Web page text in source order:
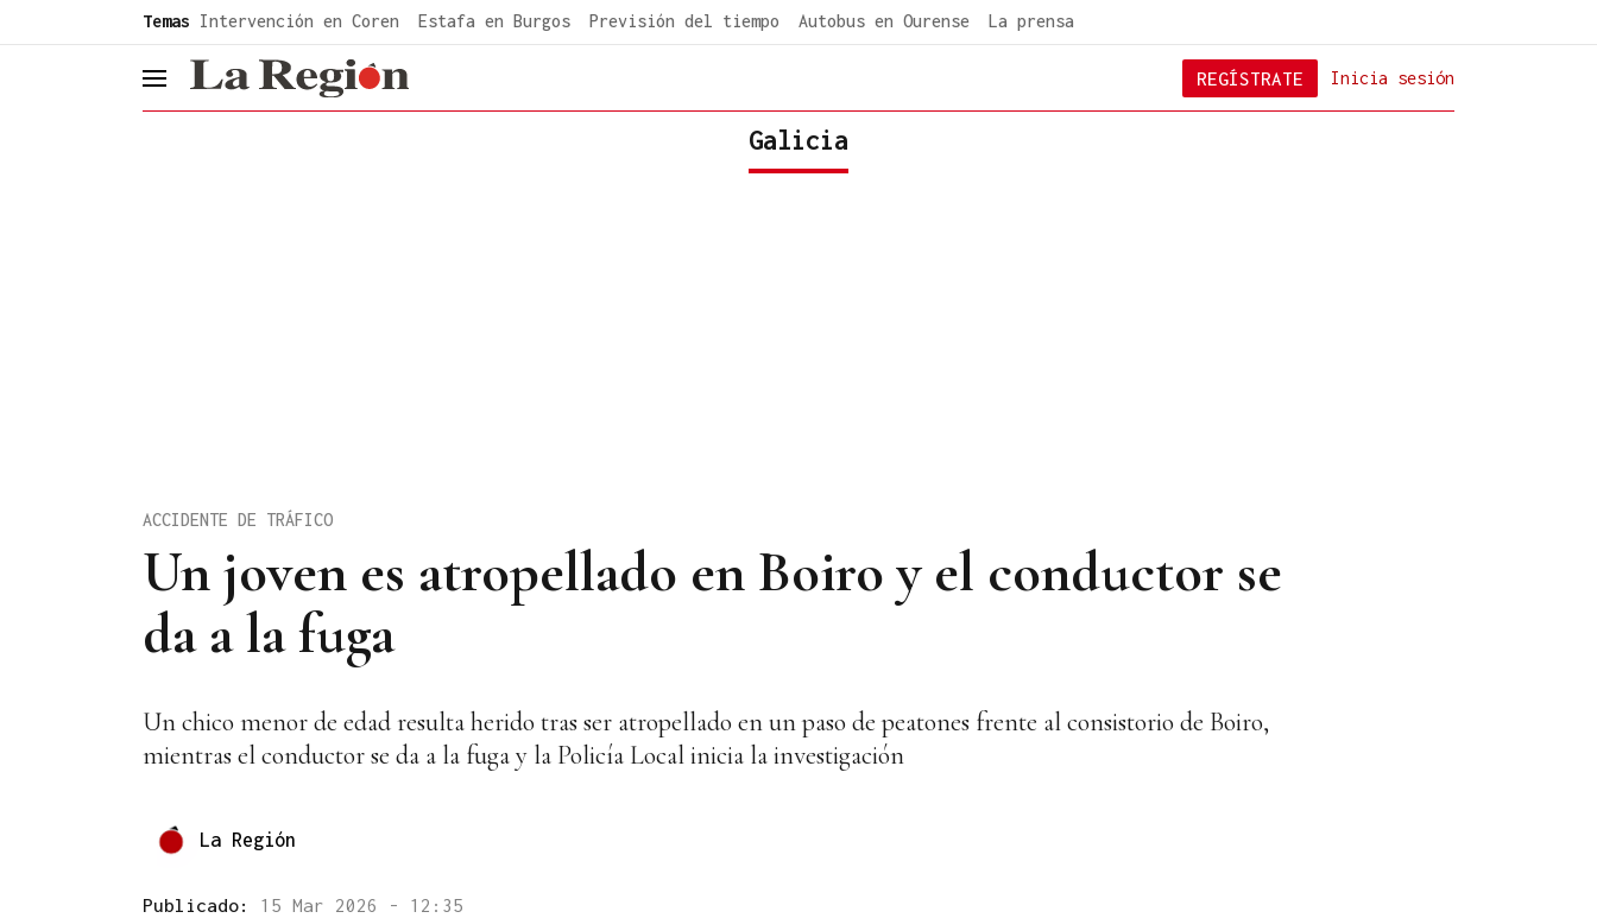
Temas Intervención en Coren Estafa en Burgos Previsión del tiempo Autobus en Ourense La prensa
header.menu.open Inicia sesión
REGÍSTRATE
Galicia
Un joven es atropellado en Boiro y el conductor se
da a la fuga
ACCIDENTE DE TRÁFICO
Un chico menor de edad resulta herido tras ser atropellado en un paso de peatones frente al consistorio de Boiro,
mientras el conductor se da a la fuga y la Policía Local inicia la investigación
La Región
Publicado: 15 Mar 2026 - 12:35